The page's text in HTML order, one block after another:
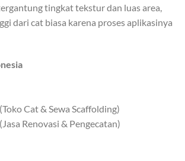
tingkat tekstur dan luas area,
dari cat biasa karena proses aplikasinya
(Toko Cat & Sewa Scaffolding)
(Jasa Renovasi & Pengecatan)